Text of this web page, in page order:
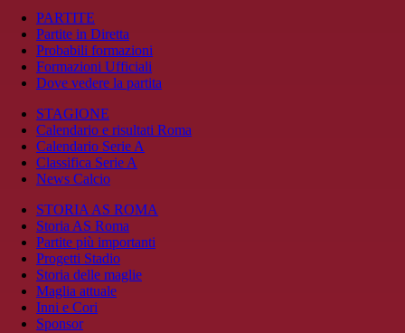
PARTITE
Partite in Diretta
Probabili formazioni
Formazioni Ufficiali
Dove vedere la partita
STAGIONE
Calendario e risultati Roma
Calendario Serie A
Classifica Serie A
News Calcio
STORIA AS ROMA
Storia AS Roma
Partite più importanti
Progetti Stadio
Storia delle maglie
Maglia attuale
Inni e Cori
Sponsor